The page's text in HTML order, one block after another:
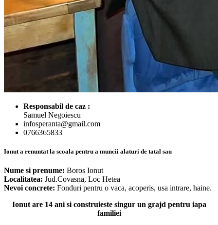
Responsabil de caz :
Samuel Negoiescu
infosperanta@gmail.com
0766365833
Ionut a renuntat la scoala pentru a muncii alaturi de tatal sau
Nume si prenume: Boros Ionut
Localitatea: Jud.Covasna, Loc Hetea
Nevoi concrete: Fonduri pentru o vaca, acoperis, usa intrare, haine.
Ionut are 14 ani si construieste singur un grajd pentru iapa
familiei